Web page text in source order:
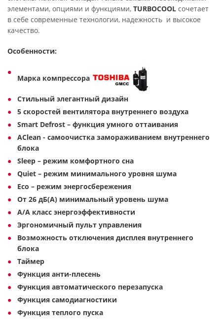
элементами, опциями и функциями, TURBOCOOL сочетает
в себе современные технологии, надежность и высокое
качество.
Особенности:
Марка компрессора
Стильный элегантный дизайн
5 скоростей вентилятора внутреннего воздуха
Smart Defrost – функция умного оттаивания
AClean - cамоочистка замораживанием внутреннего
блока
Sleep – режим комфортного сна
Quiet – режим минимального уровня шума
Eco – режим энергосбережения
От 26 дБ(А) минимальный уровень шума
A/A класс энергоэффективности
Эргономичный пульт управления
Возможность отключения дисплея внутреннего
блока
Таймер
Функция анти-плесень
Функция автоматического перезапуска
Функция самодиагностики
Функция теплого пуска